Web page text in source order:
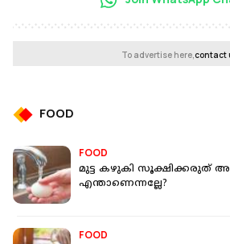
To advertise here,contact
FOOD
FOOD
മുട്ട കഴുകി സൂക്ഷിക്കരുത്
എന്താണെന്നല്ലേ?
FOOD